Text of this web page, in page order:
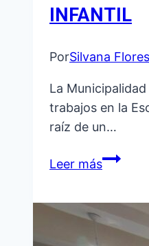
INFANTIL
PorSilvana Flores
La
trabajos en la
raíz de un…
Leer más